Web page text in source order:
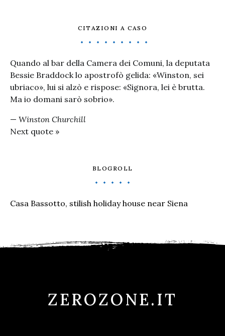
CITAZIONI A CASO
Quando al bar della Camera dei Comuni, la deputata
Bessie Braddock lo apostrofò gelida: «Winston, sei
ubriaco», lui si alzò e rispose: «Signora, lei è brutta.
Ma io domani sarò sobrio».
— Winston Churchill
Next quote »
BLOGROLL
Casa Bassotto, stilish holiday house near Siena
ZEROZONE.IT